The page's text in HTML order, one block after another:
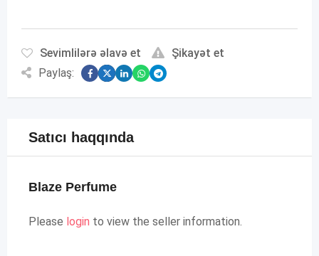
Sevimlilərə əlavə et
Şikayət et
Paylaş:
Satıcı haqqında
Blaze Perfume
Please login to view the seller information.